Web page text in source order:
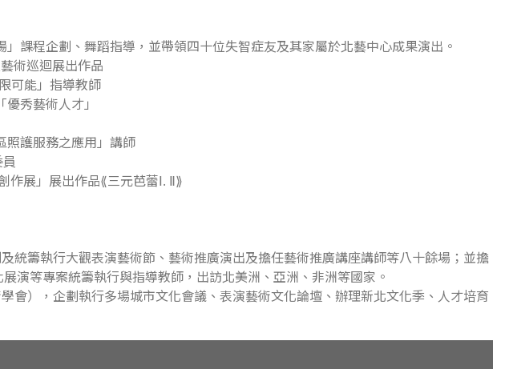
課程企劃、舞蹈指導，並帶領四十位失智症友及其家屬於北藝中心成果演出。
術巡迴展出作品
可能」指導教師
秀藝術人才」
照護服務之應用」講師
作展」展出作品⟪三元芭蕾Ⅰ. Ⅱ⟫
統籌執行大觀表演藝術節、藝術推廣演出及擔任藝術推廣講座講師等八十餘場；並擔
演等專案統籌執行與指導教師，出訪北美洲、亞洲、非洲等國家。
會），企劃執行多場城市文化會議、表演藝術文化論壇、辦理新北文化季、人才培育